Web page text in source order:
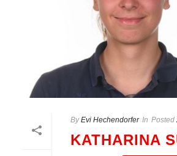
By Evi Hechendorfer In Posted
KATHARINA